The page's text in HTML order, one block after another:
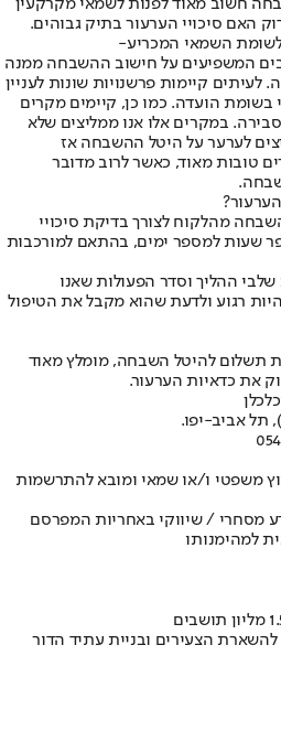
חשוב מאוד לפנות לשמאי מקרקעין
האם סיכויי הערעור בתיק גבוהים.
השמאי המכריע-
המשפיעים על חישוב ההשבחה ממנה
קיימות פרשנויות שונות לעניין
בשומת הועדה. כמו כן, קיימים מקרים
במקרים אלו אנו ממליצים שלא
לערער על היטל ההשבחה אז
טובות מאוד, כאשר לרוב מדובר
מהלקוח לצורך בדיקת סיכויי
שעות למספר ימים, בהתאם למורכבות
ההליך וסדר הפעולות שאנו
רגוע ולדעת שהוא מקבל את הטיפול
תשלום להיטל השבחה, מומלץ מאוד
את כדאיות הערעור.
משפטי ו/או שמאי ומובא להתרשמות
מסחרי / שיווקי באחריות המפרסם
למהימנותו
להשארת הצעירים ובניית עתיד הדור